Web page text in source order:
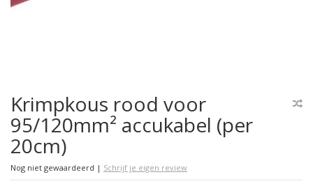
Krimpkous rood voor
95/120mm² accukabel (per
20cm)
Nog niet gewaardeerd | Schrijf je eigen review